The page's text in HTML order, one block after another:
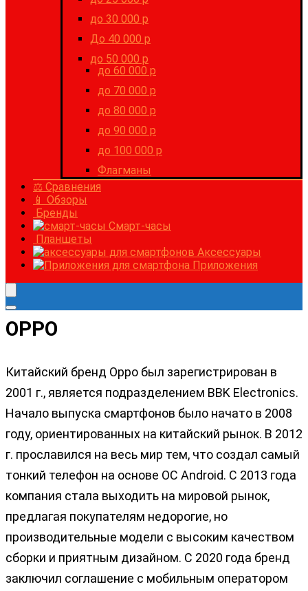
до 30 000 р
До 40 000 р
до 50 000 р
до 60 000 р
до 70 000 р
до 80 000 р
до 90 000 р
до 100 000 р
Флагманы
⚖ Сравнения
📱 Обзоры
Бренды
Смарт-часы
Планшеты
Аксессуары
Приложения
OPPO
Китайский бренд Oppo был зарегистрирован в
2001 г., является подразделением BBK Electronics.
Начало выпуска смартфонов было начато в 2008
году, ориентированных на китайский рынок. В 2012
г. прославился на весь мир тем, что создал самый
тонкий телефон на основе ОС Android. С 2013 года
компания стала выходить на мировой рынок,
предлагая покупателям недорогие, но
производительные модели с высоким качеством
сборки и приятным дизайном. С 2020 года бренд
заключил соглашение с мобильным оператором